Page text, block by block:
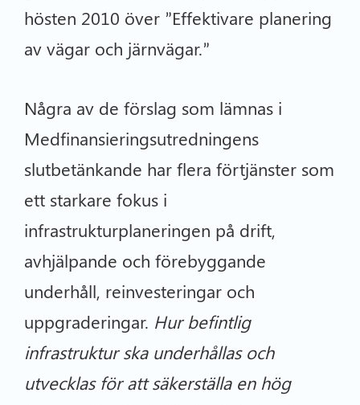
hösten 2010 över ”Effektivare planering
av vägar och järnvägar.”
Några av de förslag som lämnas i
Medfinansieringsutredningens
slutbetänkande har flera förtjänster som
ett starkare fokus i
infrastrukturplaneringen på drift,
avhjälpande och förebyggande
underhåll, reinvesteringar och
uppgraderingar. Hur befintlig
infrastruktur ska underhållas och
utvecklas för att säkerställa en hög